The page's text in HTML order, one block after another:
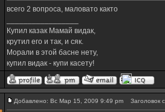
всего 2 вопроса, маловато както
Купил казак Мамай видак,
крутил его и так, и сяк.
Морали в этой басне нету,
купил видак - купи касету!
Добавлено: Вс Мар 15, 2009 9:49 pm Заголовок